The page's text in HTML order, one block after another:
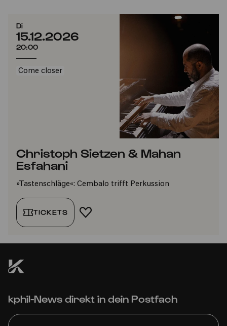
Di
15.12.2026
20:00
Come closer
Christoph Sietzen & Mahan
Esfahani
»Tastenschläge«: Cembalo trifft Perkussion
TICKETS FAVORIT HINZUFÜGEN
kphil-News direkt in dein Postfach